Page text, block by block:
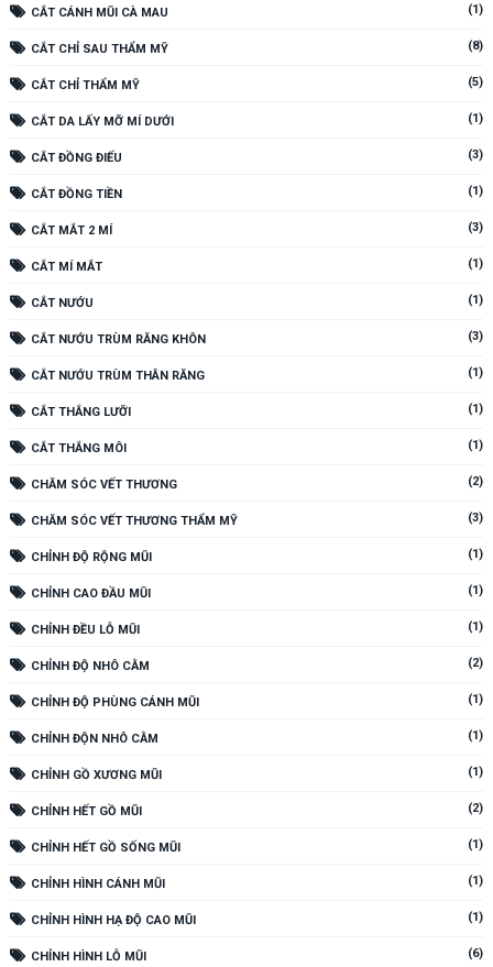
CẮT CÁNH MŨI CÀ MAU (1)
CẮT CHỈ SAU THẨM MỸ (8)
CẮT CHỈ THẨM MỸ (5)
CẮT DA LẤY MỠ MÍ DƯỚI (1)
CẮT ĐỒNG ĐIẾU (3)
CẮT ĐỒNG TIỀN (1)
CẮT MẮT 2 MÍ (3)
CẮT MÍ MẮT (1)
CẮT NƯỚU (1)
CẮT NƯỚU TRÙM RĂNG KHÔN (3)
CẮT NƯỚU TRÙM THÂN RĂNG (1)
CẮT THẮNG LƯỠI (1)
CẮT THẮNG MÔI (1)
CHĂM SÓC VẾT THƯƠNG (2)
CHĂM SÓC VẾT THƯƠNG THẨM MỸ (3)
CHỈNH ĐỘ RỘNG MŨI (1)
CHỈNH CAO ĐẦU MŨI (1)
CHỈNH ĐỀU LỖ MŨI (1)
CHỈNH ĐỘ NHÔ CẰM (2)
CHỈNH ĐỘ PHÙNG CÁNH MŨI (1)
CHỈNH ĐỘN NHÔ CẰM (1)
CHỈNH GỒ XƯƠNG MŨI (1)
CHỈNH HẾT GỒ MŨI (2)
CHỈNH HẾT GỒ SỐNG MŨI (1)
CHỈNH HÌNH CÁNH MŨI (1)
CHỈNH HÌNH HẠ ĐỘ CAO MŨI (1)
CHỈNH HÌNH LỖ MŨI (6)